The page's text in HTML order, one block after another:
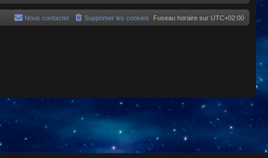
Fuseau horaire sur UTC+02:00
Supprimer les cookies
Nous contacter